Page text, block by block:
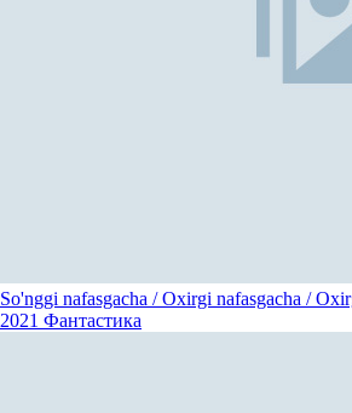
So'nggi nafasgacha / Oxirgi nafasgacha /
2021 Фантастика